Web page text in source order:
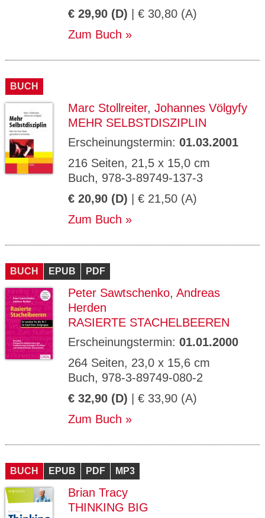
€ 29,90 (D) | € 30,80 (A)
Zum Buch
BUCH
Marc Stollreiter, Johannes Völgyfy
MEHR SELBSTDISZIPLIN
Erscheinungstermin: 01.03.2001
216 Seiten, 21,5 x 15,0 cm
Buch, 978-3-89749-137-3
€ 20,90 (D) | € 21,50 (A)
Zum Buch
BUCH EPUB PDF
Peter Sawtschenko, Andreas
Herden
RASIERTE STACHELBEEREN
Erscheinungstermin: 01.01.2000
264 Seiten, 23,0 x 15,6 cm
Buch, 978-3-89749-080-2
€ 32,90 (D) | € 33,90 (A)
Zum Buch
BUCH EPUB PDF MP3
Brian Tracy
THINKING BIG